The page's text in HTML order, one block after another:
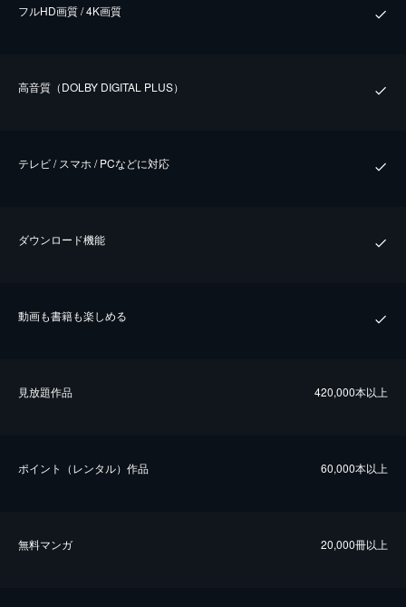
フルHD画質 / 4K画質
⾼⾳質（DOLBY DIGITAL PLUS）
テレビ / スマホ / PCなどに対応
ダウンロード機能
動画も書籍も楽しめる
⾒放題作品 420,000本以上
ポイント（レンタル）作品 60,000本以上
無料マンガ 20,000冊以上